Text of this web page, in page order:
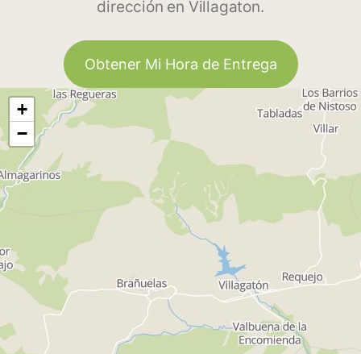
dirección en Villagaton.
Obtener Mi Hora de Entrega
+
−